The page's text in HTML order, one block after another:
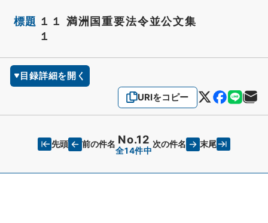
標題 １１ 満洲国重要法令並公文集
１
目録詳細を開く
URIをコピー
先頭 前の件名 No.12
全14件中
次の件名 末尾